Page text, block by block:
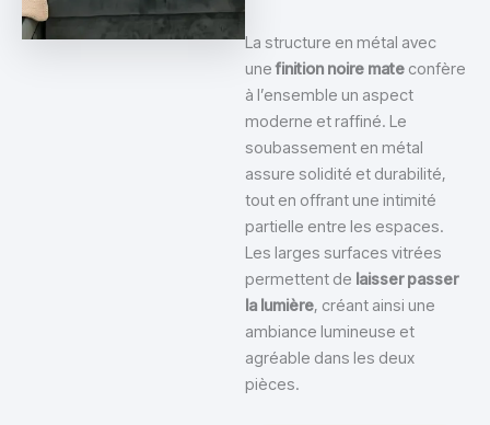
La structure en métal avec
unefinition noire mate confère
à l’ensemble un aspect
moderne et raffiné. Le
soubassement en métal
assure solidité et durabilité,
tout en offrant une intimité
partielle entre les espaces.
Les larges surfaces vitrées
permettent de laisser passer
la lumière, créant ainsi une
ambiance lumineuse et
agréable dans les deux
pièces.